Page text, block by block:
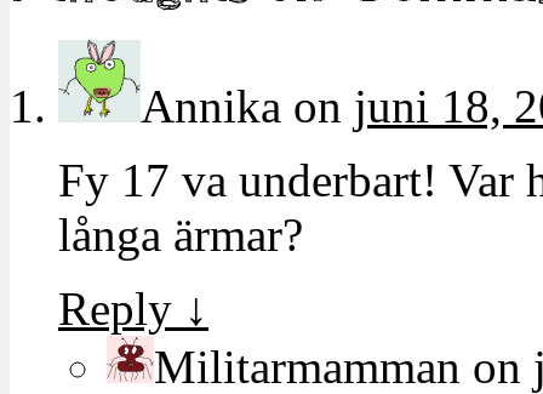
Annika on juni 18,
Fy 17 va underbart! Var
långa ärmar?
Reply ↓
Militarmamman on